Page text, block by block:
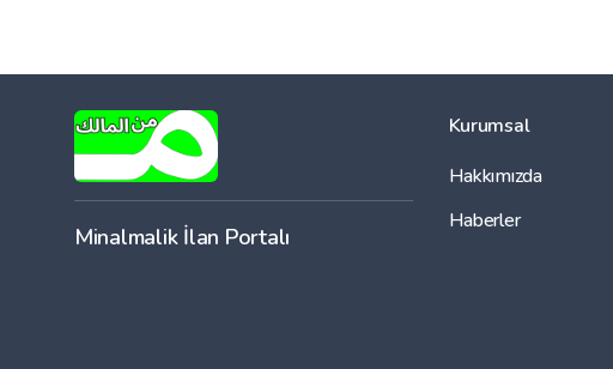
Minalmalik İlan Portalı
Kurumsal
Hakkımızda
Haberler